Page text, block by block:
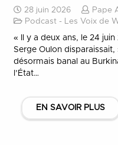
28 juin 2026
Pape
Podcast - Les Voix de
« Il y a deux ans, le 24
Serge Oulon
désormais banal au
l’État…
EN SAVOIR PLUS